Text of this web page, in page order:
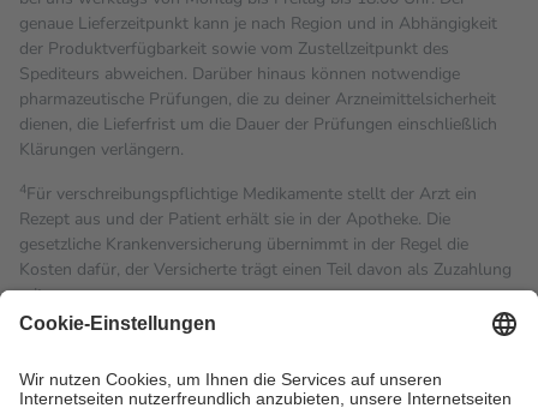
genaue Lieferzeitpunkt kann je nach Region und in Abhängigkeit
der Produktverfügbarkeit sowie vom Zustellzeitpunkt des
Spediteurs abweichen. Darüber hinaus können notwendige
pharmazeutische Prüfungen, die zu deiner Arzneimittelsicherheit
dienen, die Lieferfrist um die Dauer der Prüfungen einschließlich
Klärungen verlängern.
4Für verschreibungspflichtige Medikamente stellt der Arzt ein
Rezept aus und der Patient erhält sie in der Apotheke. Die
gesetzliche Krankenversicherung übernimmt in der Regel die
Kosten dafür, der Versicherte trägt einen Teil davon als Zuzahlung
mit.
Grundsätzlich leisten Mitglieder Zuzahlungen in Höhe von zehn
höchstens zehn Euro.
Es sind jedoch nie mehr als die
tatsächlichen Kosten der Leistung zu entrichten.